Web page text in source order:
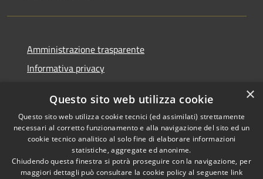
Amministrazione trasparente
Informativa privacy
Dichiarazione di accessibilità
RSS
Copyright © 2026 • Comune di
×
Questo sito web utilizza cookie
Questo sito web utilizza cookie tecnici (ed assimilati) strettamente
necessari al corretto funzionamento e alla navigazione del sito ed un
cookie tecnico analitico al solo fine di elaborare informazioni
statistiche, aggregate ed anonime.
Chiudendo questa finestra si potrà proseguire con la navigazione, per
maggiori dettagli può consultare la cookie policy al seguente link